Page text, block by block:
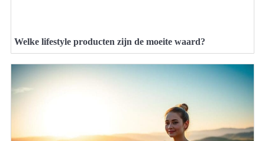
Welke lifestyle producten zijn de moeite waard?